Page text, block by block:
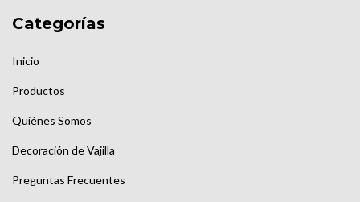
Categorías
Inicio
Productos
Quiénes Somos
Decoración de Vajilla
Preguntas Frecuentes